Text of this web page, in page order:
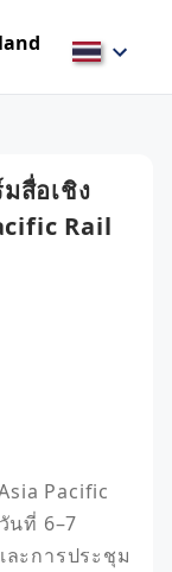
สื่อเชิง
Rail
Pacific
นที่ 6–7
ะการประชุม